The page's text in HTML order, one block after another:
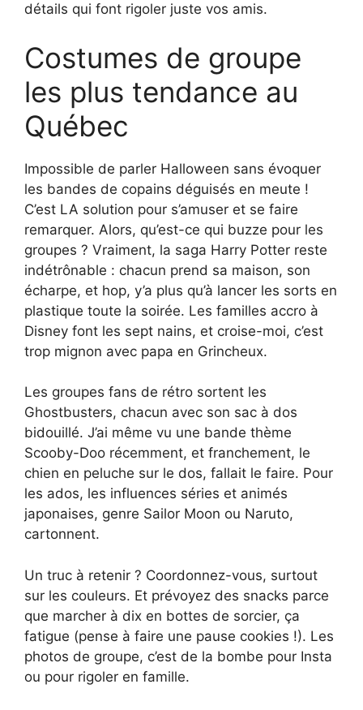
détails qui font rigoler juste vos amis.
Costumes de groupe
les plus tendance au
Québec
Impossible de parler Halloween sans évoquer
les bandes de copains déguisés en meute !
C’est LA solution pour s’amuser et se faire
remarquer. Alors, qu’est-ce qui buzze pour les
groupes ? Vraiment, la saga Harry Potter reste
indétrônable : chacun prend sa maison, son
écharpe, et hop, y’a plus qu’à lancer les sorts en
plastique toute la soirée. Les familles accro à
Disney font les sept nains, et croise-moi, c’est
trop mignon avec papa en Grincheux.
Les groupes fans de rétro sortent les
Ghostbusters, chacun avec son sac à dos
bidouillé. J’ai même vu une bande thème
Scooby-Doo récemment, et franchement, le
chien en peluche sur le dos, fallait le faire. Pour
les ados, les influences séries et animés
japonaises, genre Sailor Moon ou Naruto,
cartonnent.
Un truc à retenir ? Coordonnez-vous, surtout
sur les couleurs. Et prévoyez des snacks parce
que marcher à dix en bottes de sorcier, ça
fatigue (pense à faire une pause cookies !). Les
photos de groupe, c’est de la bombe pour Insta
ou pour rigoler en famille.